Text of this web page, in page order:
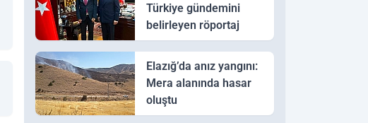
Türkiye gündemini
belirleyen röportaj
Elazığ’da anız yangını:
Mera alanında hasar
oluştu